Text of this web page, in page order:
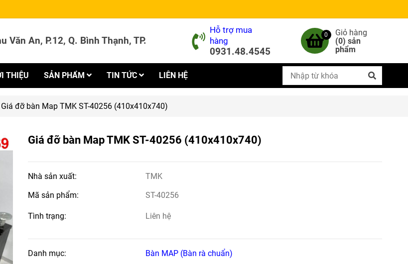
Văn An, P.12, Q. Bình Thạnh, TP.
Hỗ trợ mua
hàng
0931.48.4545
0
Giỏ hàng
(0) sản
phẩm
THIỆU SẢN PHẨM TIN TỨC LIÊN HỆ
Giá đỡ bàn Map TMK ST-40256 (410x410x740)
Giá đỡ bàn Map TMK ST-40256 (410x410x740)
Nhà sản xuất:
TMK
Mã sản phẩm:
ST-40256
Tình trạng: Liên hệ
Danh mục: Bàn MAP (Bàn rà chuẩn)